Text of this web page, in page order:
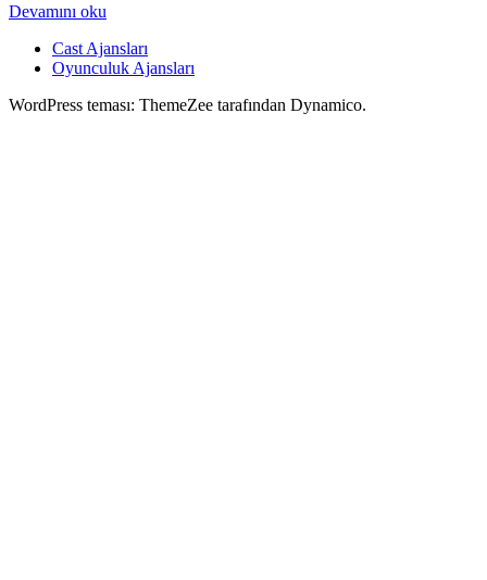
Devamını oku
Cast Ajansları
Oyunculuk Ajansları
WordPress teması: ThemeZee tarafından Dynamico.